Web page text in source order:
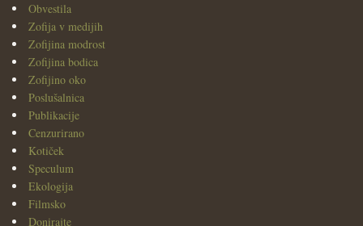
Obvestila
Zofija v medijih
Zofijina modrost
Zofijina bodica
Zofijino oko
Poslušalnica
Publikacije
Cenzurirano
Kotiček
Speculum
Ekologija
Filmsko
Donirajte